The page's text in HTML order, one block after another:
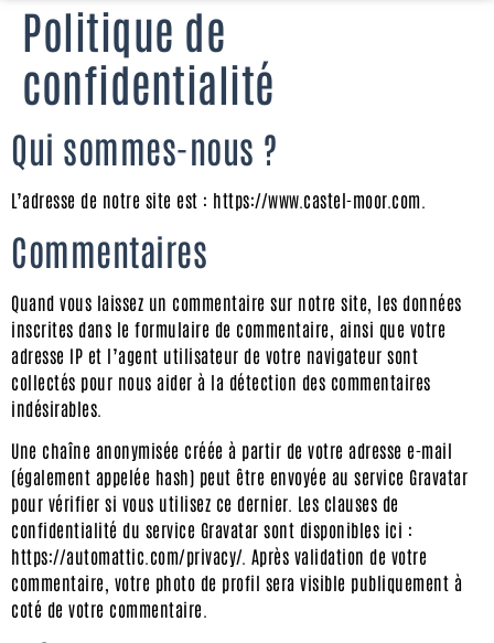
Politique de
confidentialité
Qui sommes-nous ?
L’adresse de notre site est : https://www.castel-moor.com.
Commentaires
Quand vous laissez un commentaire sur notre site, les données
inscrites dans le formulaire de commentaire, ainsi que votre
adresse IP et l’agent utilisateur de votre navigateur sont
collectés pour nous aider à la détection des commentaires
indésirables.
Une chaîne anonymisée créée à partir de votre adresse e-mail
(également appelée hash) peut être envoyée au service Gravatar
pour vérifier si vous utilisez ce dernier. Les clauses de
confidentialité du service Gravatar sont disponibles ici :
https://automattic.com/privacy/. Après validation de votre
commentaire, votre photo de profil sera visible publiquement à
coté de votre commentaire.